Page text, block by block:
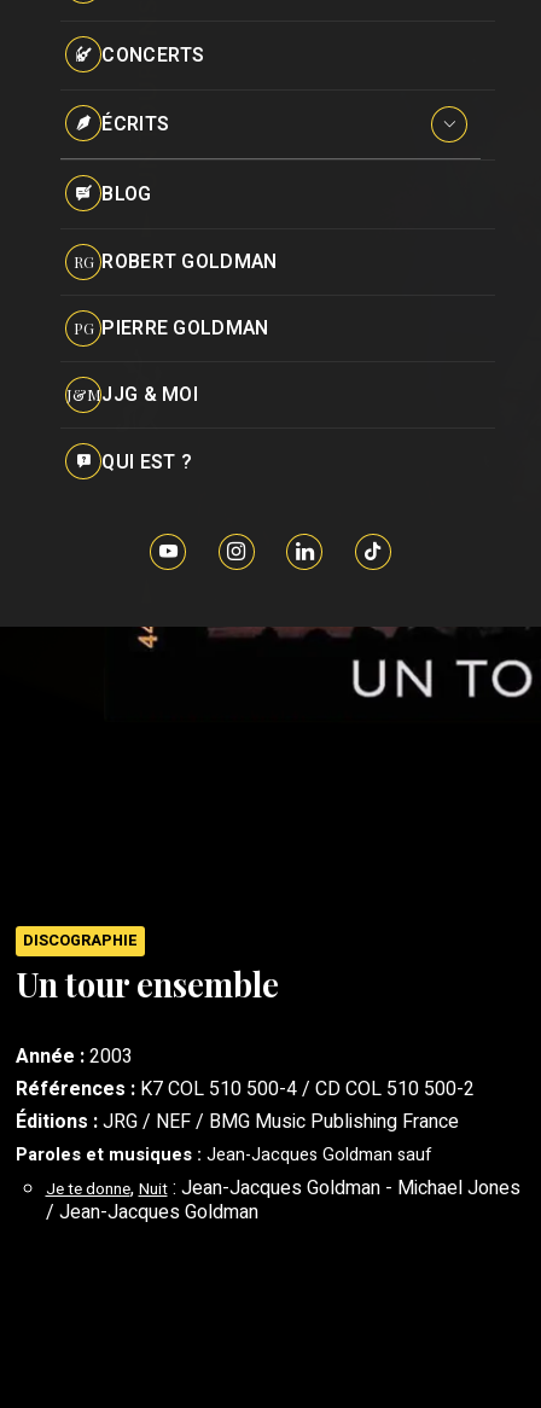
Pseudonymes
CONCERTS
ÉCRITS
Interviews
BLOG
RG ROBERT GOLDMAN
PG PIERRE GOLDMAN
J&MJJG & MOI
QUI EST ?
DISCOGRAPHIE
Un tour ensemble
Année :2003
Références :K7 COL 510 500-4 / CD COL 510 500-2
Éditions :JRG / NEF / BMG Music Publishing France
Paroles et musiques : Jean-Jacques Goldman sauf
Je te donne, Nuit: Jean-Jacques Goldman - Michael Jones
/ Jean-Jacques Goldman